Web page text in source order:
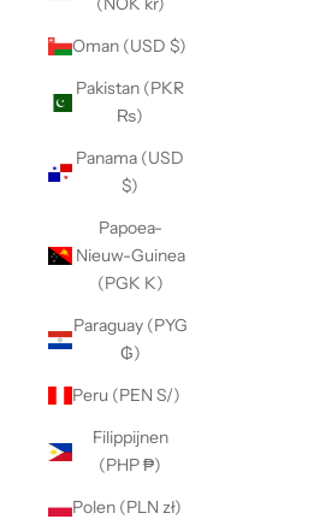
Oman (USD $)
Pakistan (PKR
₨)
Panama (USD
$)
Papoea-
Nieuw-Guinea
(PGK K)
Paraguay (PYG
₲)
Peru (PEN S/)
Filippijnen
(PHP ₱)
Polen (PLN zł)